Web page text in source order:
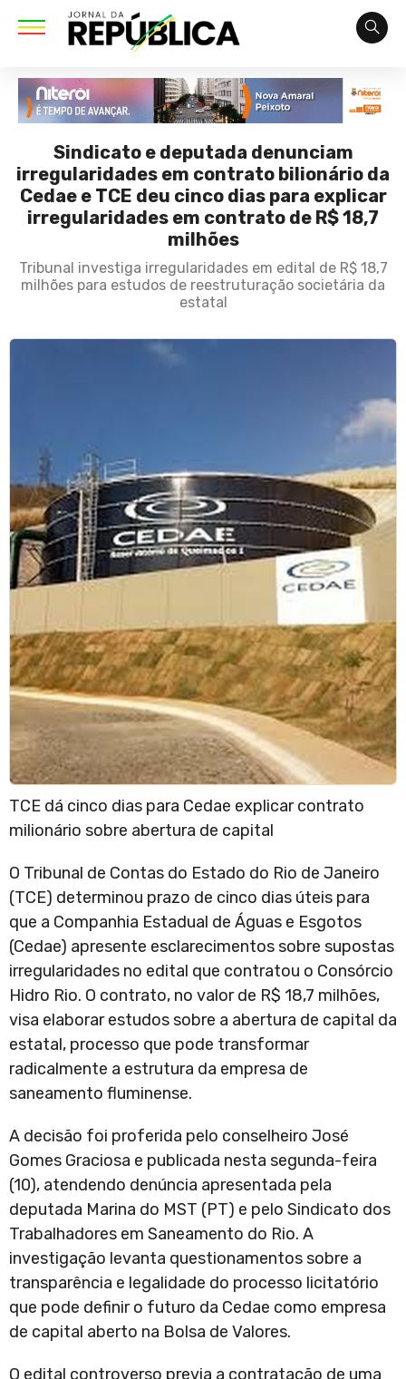
Sindicato e deputada denunciam
irregularidades em contrato bilionário da
Cedae e TCE deu cinco dias para explicar
irregularidades em contrato de R$ 18,7
milhões
Tribunal investiga irregularidades em edital de R$ 18,7
milhões para estudos de reestruturação societária da
estatal
TCE dá cinco dias para Cedae explicar contrato
milionário sobre abertura de capital
O Tribunal de Contas do Estado do Rio de Janeiro
(TCE) determinou prazo de cinco dias úteis para
que a Companhia Estadual de Águas e Esgotos
(Cedae) apresente esclarecimentos sobre supostas
irregularidades no edital que contratou o Consórcio
Hidro Rio. O contrato, no valor de R$ 18,7 milhões,
visa elaborar estudos sobre a abertura de capital da
estatal, processo que pode transformar
radicalmente a estrutura da empresa de
saneamento fluminense.
A decisão foi proferida pelo conselheiro José
Gomes Graciosa e publicada nesta segunda-feira
(10), atendendo denúncia apresentada pela
deputada Marina do MST (PT) e pelo Sindicato dos
Trabalhadores em Saneamento do Rio. A
investigação levanta questionamentos sobre a
transparência e legalidade do processo licitatório
que pode definir o futuro da Cedae como empresa
de capital aberto na Bolsa de Valores.
O edital controverso previa a contratação de uma